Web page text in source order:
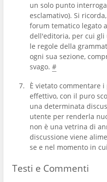
un solo punto
esclamativo). Si
forum tematico legato
dell'editoria, per cui
le regole della
ogni sua sezione,
svago. #
È vietato commentare
effettivo, con il puro
una determinata
utente per renderla
non è una vetrina di
discussione viene
se e nel momento in
Testi e Commenti